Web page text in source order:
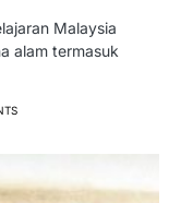
Malaysia
alam termasuk